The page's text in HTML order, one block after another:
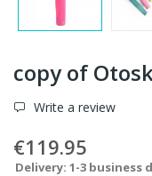
copy of
Write a review
€119.95
Delivery: 1-3 business